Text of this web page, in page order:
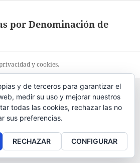
por Denominación de
ycookies.
y de terceros para garantizar el
medir su uso y mejorar nuestros
todas las cookies, rechazar las no
sus preferencias.
RECHAZAR CONFIGURAR